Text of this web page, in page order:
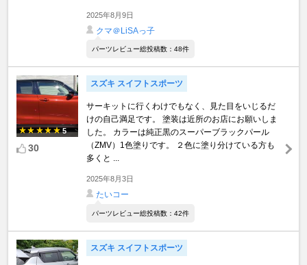
2025年8月9日
クマ＠LiSAっ子
パーツレビュー総投稿数：48件
5
30
スズキ スイフトスポーツ
サーキットに行くわけでもなく、見た目をいじるだ
けの自己満足です。 塗装は近所のお店にお願いしま
した。 カラーは純正黒のスーパーブラックパール
（ZMV）1色塗りです。 ２色に塗り分けている方も
多くと ...
2025年8月3日
たいコー
パーツレビュー総投稿数：42件
スズキ スイフトスポーツ